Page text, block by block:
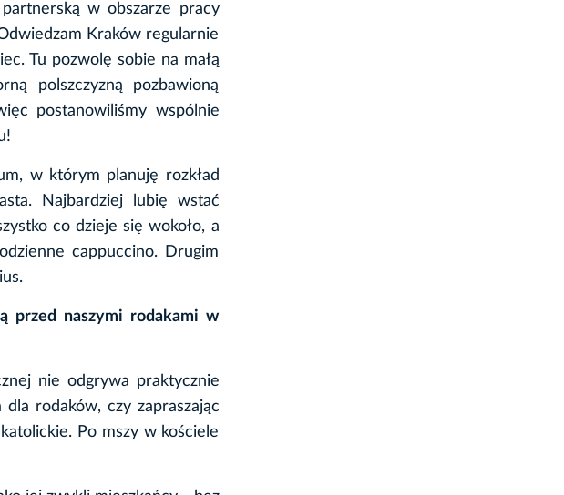
w obszarze pracy
Kraków regularnie
Tu pozwolę sobie na małą
polszczyzną pozbawioną
postanowiliśmy wspólnie
w którym planuję rozkład
Najbardziej lubię wstać
co dzieje się wokoło, a
cappuccino. Drugim
przed naszymi rodakami w
nie odgrywa praktycznie
rodaków, czy zapraszając
Po mszy w kościele